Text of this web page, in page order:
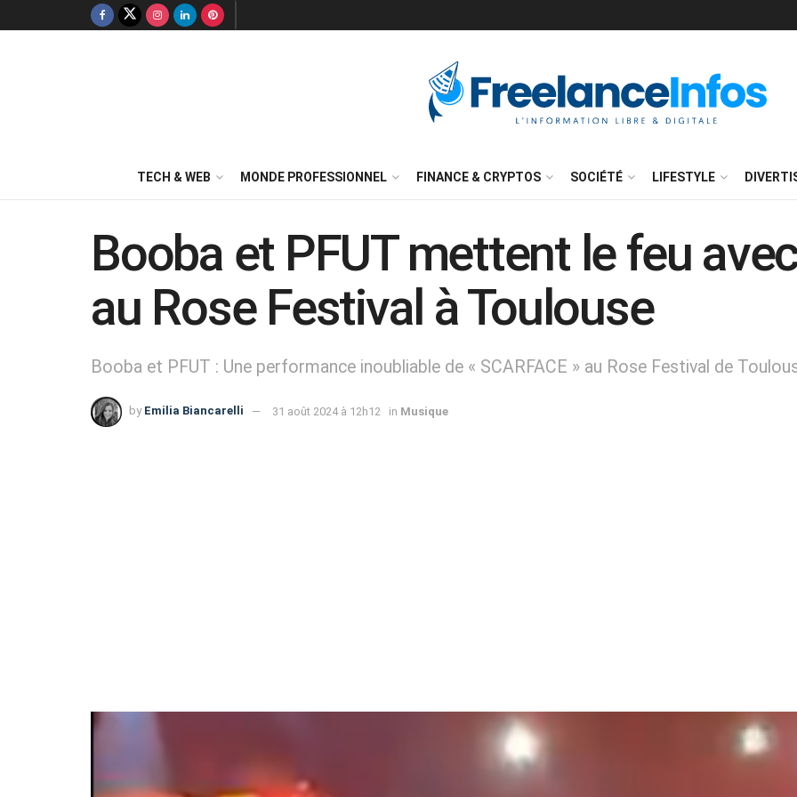
TECH & WEB MONDE PROFESSIONNEL FINANCE & CRYPTOS SOCIÉTÉ LIFESTYLE
Booba et PFUT mettent le feu avec
au Rose Festival à Toulouse
Booba et PFUT : Une performance inoubliable de « SCARFACE » au Rose Festival de
by Emilia Biancarelli 31 août 2024 à 12h12 in Musique